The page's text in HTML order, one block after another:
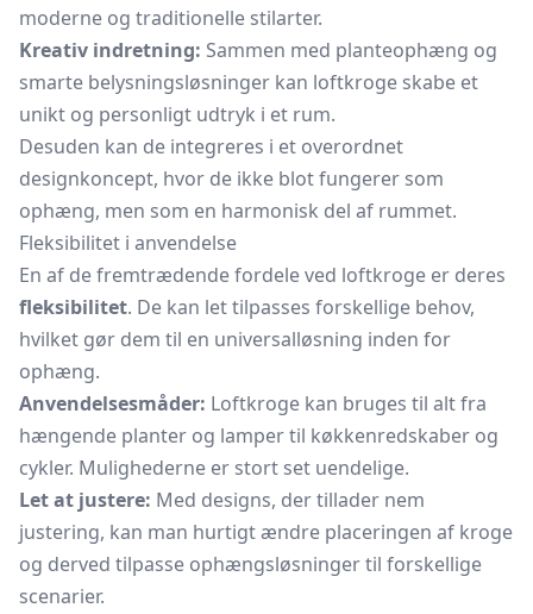
moderne og traditionelle stilarter.
Kreativ indretning: Sammen med planteophæng og
smarte belysningsløsninger kan loftkroge skabe et
unikt og personligt udtryk i et rum.
Desuden kan de integreres i et overordnet
designkoncept, hvor de ikke blot fungerer som
ophæng, men som en harmonisk del af rummet.
Fleksibilitet i anvendelse
En af de fremtrædende fordele ved loftkroge er deres
fleksibilitet. De kan let tilpasses forskellige behov,
hvilket gør dem til en universalløsning inden for
ophæng.
Anvendelsesmåder: Loftkroge kan bruges til alt fra
hængende planter og lamper til køkkenredskaber og
cykler. Mulighederne er stort set uendelige.
Let at justere: Med designs, der tillader nem
justering, kan man hurtigt ændre placeringen af kroge
og derved tilpasse ophængsløsninger til forskellige
scenarier.